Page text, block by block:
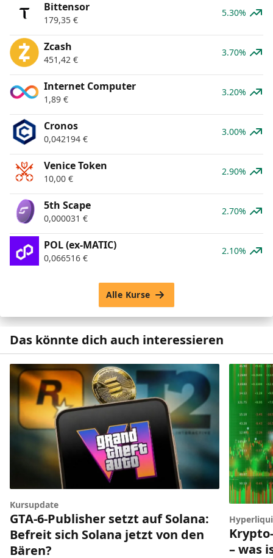
Bittensor
179,35 €
5.30%
Zcash
451,42 €
3.70%
Internet Computer
1,89 €
3.20%
Cronos
0,042194 €
3.00%
Venice Token
10,00 €
2.90%
5th Scape
0,000031 €
2.70%
POL (ex-MATIC)
0,066516 €
2.10%
Alle Kurse
Das könnte dich auch interessieren
Kursupdate
GTA-6-Publisher setzt auf Solana:
Befreit sich Solana jetzt von den
Bären?
– was